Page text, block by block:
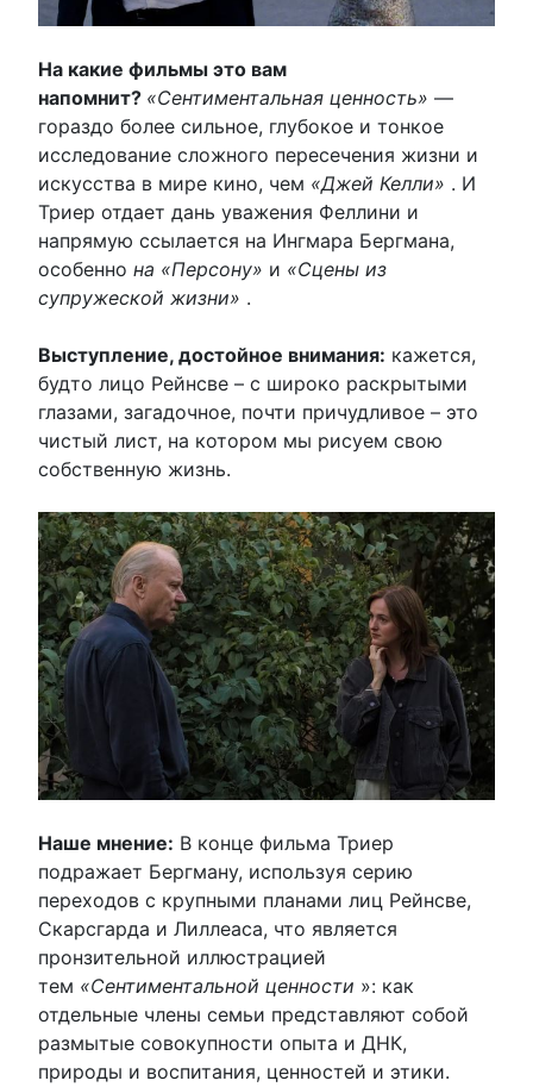
На какие фильмы это вам
напомнит? «Сентиментальная ценность» —
гораздо более сильное, глубокое и тонкое
исследование сложного пересечения жизни и
искусства в мире кино, чем «Джей Келли» . И
Триер отдает дань уважения Феллини и
напрямую ссылается на Ингмара Бергмана,
особенно на «Персону» и «Сцены из
супружеской жизни» .
Выступление, достойное внимания: кажется,
будто лицо Рейнсве – с широко раскрытыми
глазами, загадочное, почти причудливое – это
чистый лист, на котором мы рисуем свою
собственную жизнь.
Наше мнение: В конце фильма Триер
подражает Бергману, используя серию
переходов с крупными планами лиц Рейнсве,
Скарсгарда и Лиллеаса, что является
пронзительной иллюстрацией
тем «Сентиментальной ценности »: как
отдельные члены семьи представляют собой
размытые совокупности опыта и ДНК,
природы и воспитания, ценностей и этики.